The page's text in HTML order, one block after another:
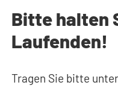
Bitte halten
Laufenden!
Tragen Sie bitte